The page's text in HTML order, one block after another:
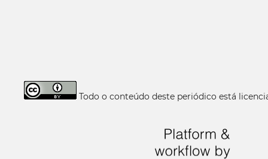
Todo o conteúdo deste periódico está